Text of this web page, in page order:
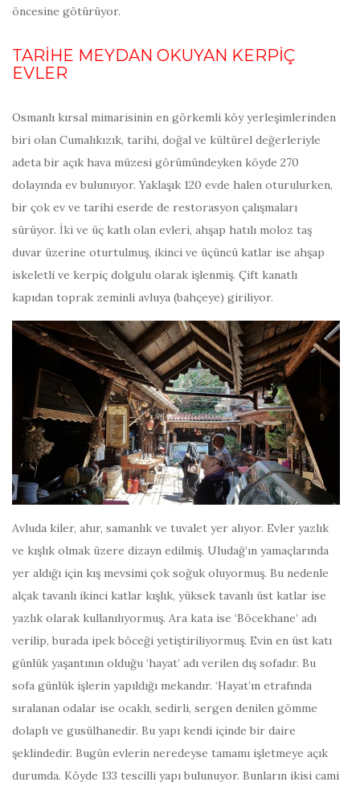
öncesine götürüyor.
TARİHE MEYDAN OKUYAN KERPİÇ
EVLER
Osmanlı kırsal mimarisinin en görkemli köy yerleşimlerinden
biri olan Cumalıkızık, tarihi, doğal ve kültürel değerleriyle
adeta bir açık hava müzesi görümündeyken köyde 270
dolayında ev bulunuyor. Yaklaşık 120 evde halen oturulurken,
bir çok ev ve tarihi eserde de restorasyon çalışmaları
sürüyor. İki ve üç katlı olan evleri, ahşap hatılı moloz taş
duvar üzerine oturtulmuş, ikinci ve üçüncü katlar ise ahşap
iskeletli ve kerpiç dolgulu olarak işlenmiş. Çift kanatlı
kapıdan toprak zeminli avluya (bahçeye) giriliyor.
Avluda kiler, ahır, samanlık ve tuvalet yer alıyor. Evler yazlık
ve kışlık olmak üzere dizayn edilmiş. Uludağ’ın yamaçlarında
yer aldığı için kış mevsimi çok soğuk oluyormuş. Bu nedenle
alçak tavanlı ikinci katlar kışlık, yüksek tavanlı üst katlar ise
yazlık olarak kullanılıyormuş. Ara kata ise ‘Böcekhane’ adı
verilip, burada ipek böceği yetiştiriliyormuş. Evin en üst katı
günlük yaşantının olduğu ‘hayat’ adı verilen dış sofadır. Bu
sofa günlük işlerin yapıldığı mekandır. ‘Hayat’ın etrafında
sıralanan odalar ise ocaklı, sedirli, sergen denilen gömme
dolaplı ve gusülhanedir. Bu yapı kendi içinde bir daire
şeklindedir. Bugün evlerin neredeyse tamamı işletmeye açık
durumda. Köyde 133 tescilli yapı bulunuyor. Bunların ikisi cami